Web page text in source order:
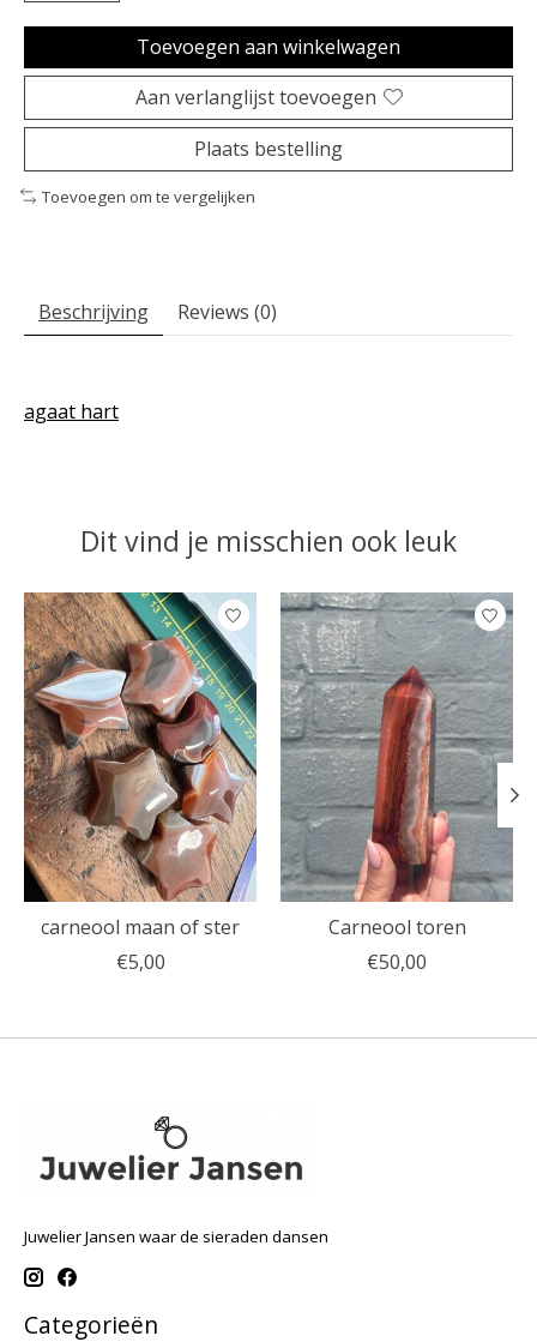
Toevoegen aan winkelwagen
Aan verlanglijst toevoegen
Plaats bestelling
Toevoegen om te vergelijken
Beschrijving Reviews (0)
agaat hart
Dit vind je misschien ook leuk
Items van productcarrousel
carneool maan of ster
€5,00
Carneool toren
€50,00
Juwelier Jansen waar de sieraden dansen
Categorieën